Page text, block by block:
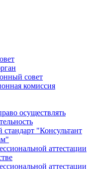
совет
комиссия
осуществлять
"Консультант
аттестации
аттестации